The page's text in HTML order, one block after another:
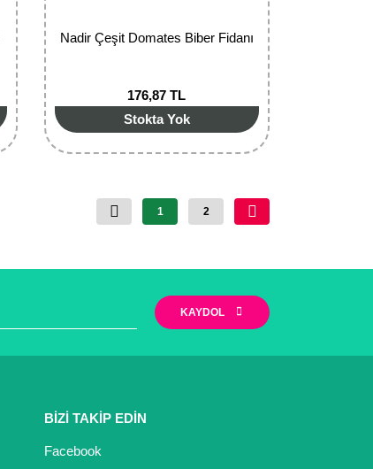
Nadir Çeşit Domates Biber Fidanı
176,87 TL
Stokta Yok
1 2
KAYDOL
BİZİ TAKİP EDİN
Facebook